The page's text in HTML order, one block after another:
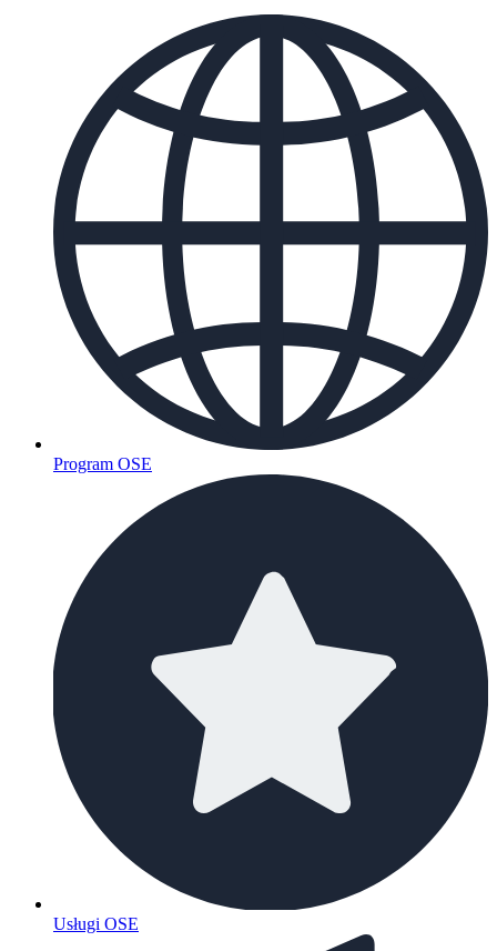
Program OSE
Usługi OSE